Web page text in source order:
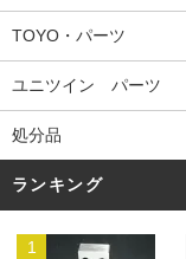
TOYO・パーツ
ユニツイン パーツ
処分品
ランキング
1